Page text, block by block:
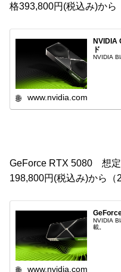
格393,800円(税込み)から
NVIDIA
ド
NVIDIA
www.nvidia.com
GeForce RTX 5080 想定
198,800円(税込み)から（
NVIDIA
載。
www.nvidia.com